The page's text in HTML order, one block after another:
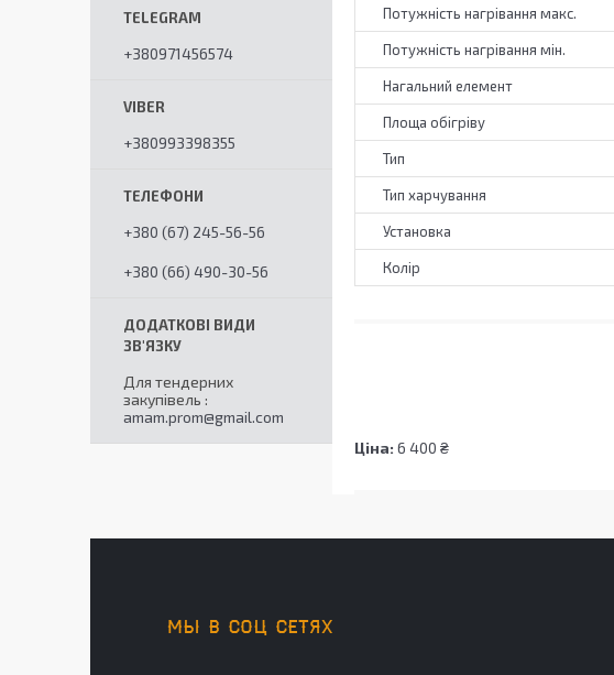
Потужність нагрівання макс.
Потужність нагрівання мін.
Нагальний елемент
Площа обігріву
Тип
Тип харчування
Установка
Колір
Ціна: 6 400 ₴
+380971456574
+380993398355
+380 (67) 245-56-56
+380 (66) 490-30-56
Для тендерних
закупівель
amam.prom@gmail.com
МЫ В СОЦ СЕТЯХ